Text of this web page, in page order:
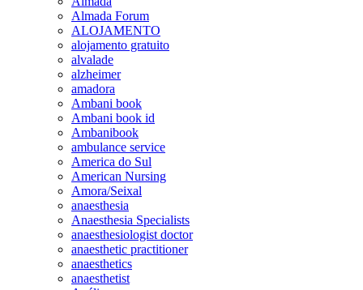
Almada Forum
ALOJAMENTO
alojamento gratuito
alvalade
alzheimer
amadora
Ambani book
Ambani book id
Ambanibook
ambulance service
America do Sul
American Nursing
Amora/Seixal
anaesthesia
Anaesthesia Specialists
anaesthesiologist doctor
anaesthetic practitioner
anaesthetics
anaesthetist